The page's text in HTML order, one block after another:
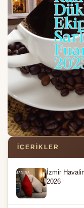
İÇERIKLER
İzmir
2026